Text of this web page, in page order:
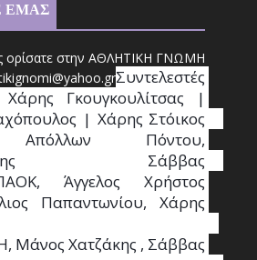
ΕΜΑΣ
ορίσατε στην ΑΘΛΗΤΙΚΗ ΓΝΩΜΗ
ikignomi@yahoo.grΣυντελεστές
Γκουγκουλίτσας |
| Χάρης Στόικος
Απόλλων Πόντου,
Σάββας
Άγγελος Χρήστος
Παπαντωνίου, Χάρης
Μάνος Χατζάκης , Σάββας